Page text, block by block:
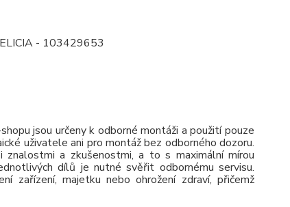
- 103429653
jsou určeny k odborné montáži a použití pouze
uživatele ani pro montáž bez odborného dozoru.
znalostmi a zkušenostmi, a to s maximální mírou
dílů je nutné svěřit odbornému servisu.
zařízení, majetku nebo ohrožení zdraví, přičemž